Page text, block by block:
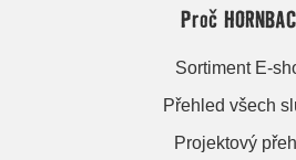
Proč
Sortiment E-
Přehled všech
Projektový